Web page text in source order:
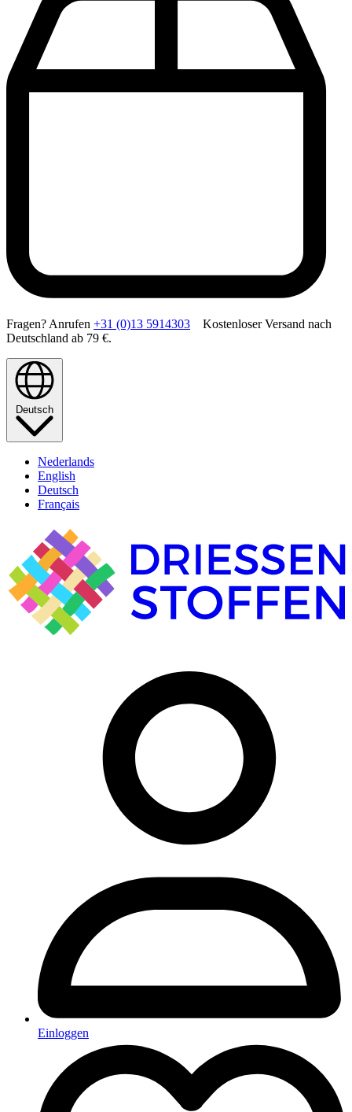
Fragen? Anrufen +31 (0)13 5914303 Kostenloser Versand nach
Deutschland ab 79 €.
Deutsch
Nederlands
English
Deutsch
Français
Einloggen